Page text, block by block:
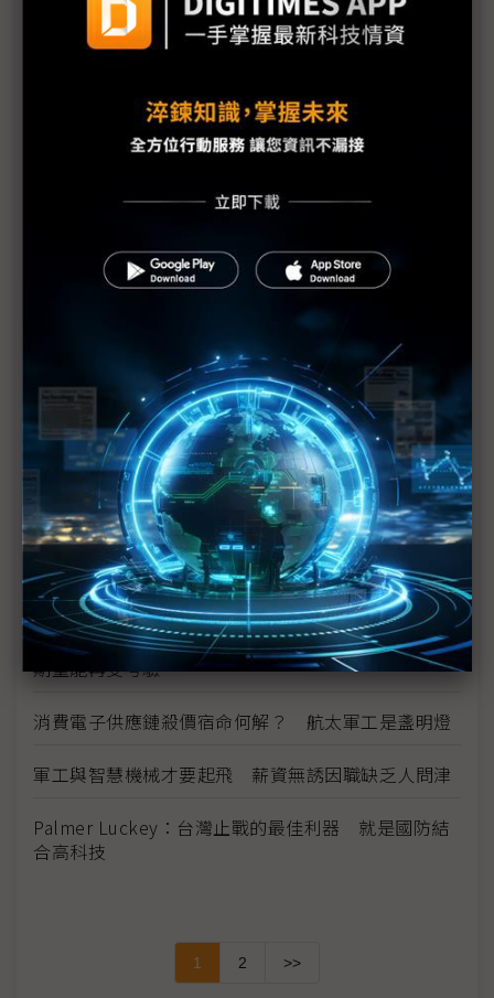
盟立偕義美闖無人機產業內幕 SEMICON將亮相人形
「無人載具之眼」需求熱 影像供應鏈緊抓系整商機
無人機產業的「非典型」路徑 軍規與3C規界線模糊
無人機擬轉列彈藥耗材 民間企業加速配合生產
為升電裝投入無人機反制系統 跨界打造「空中盾
牌」
新纖打造北台灣最大無人機中心 卡入桃竹ICT供應
鏈
攻擊無人機需求大開 製造商靠「換湯」加速軍售流
程
（獨家）供應鏈傳中國備貨200萬架無人機 台灣短
期量能再受考驗
消費電子供應鏈殺價宿命何解？ 航太軍工是盞明燈
軍工與智慧機械才要起飛 薪資無誘因職缺乏人問津
Palmer Luckey：台灣止戰的最佳利器 就是國防結
合高科技
1 2 >>